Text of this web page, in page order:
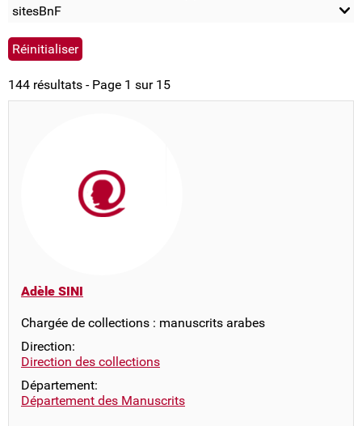
sitesBnF
144 résultats - Page 1 sur 15
Adèle SINI
Chargée de collections : manuscrits arabes
Direction:
Direction des collections
Département:
Département des Manuscrits